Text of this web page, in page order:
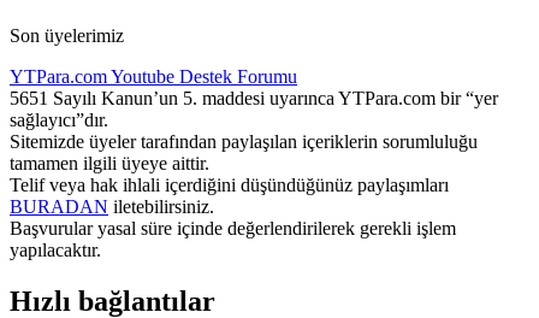
Son üyelerimiz
YTPara.comYoutube Destek Forumu
5651 Sayılı Kanun’un 5. maddesi uyarınca YTPara.com bir “yer
sağlayıcı”dır.
Sitemizde üyeler tarafından paylaşılan içeriklerin sorumluluğu
tamamen ilgili üyeye aittir.
Telif veya hak ihlali içerdiğini düşündüğünüz paylaşımları
BURADAN iletebilirsiniz.
Başvurular yasal süre içinde değerlendirilerek gerekli işlem
yapılacaktır.
Hızlı bağlantılar